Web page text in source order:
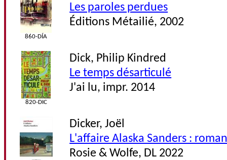
860-DÍA
Les paroles perdues
Éditions Métailié, 2002
820-DIC
Dick, Philip Kindred
Le temps désarticulé
J'ai lu, impr. 2014
Dicker, Joël
L'affaire Alaska Sanders :
Rosie & Wolfe, DL 2022